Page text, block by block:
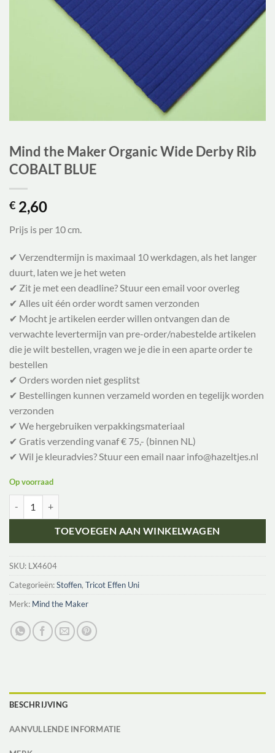
Mind the Maker Organic Wide Derby Rib
COBALT BLUE
€ 2,60
Prijs is per 10 cm.
✔ Verzendtermijn is maximaal 10 werkdagen, als het langer
duurt, laten we je het weten
✔ Zit je met een deadline? Stuur een email voor overleg
✔ Alles uit één order wordt samen verzonden
✔ Mocht je artikelen eerder willen ontvangen dan de
verwachte levertermijn van pre-order/nabestelde artikelen
die je wilt bestellen, vragen we je die in een aparte order te
bestellen
✔ Orders worden niet gesplitst
✔ Bestellingen kunnen verzameld worden en tegelijk worden
verzonden
✔ We hergebruiken verpakkingsmateriaal
✔ Gratis verzending vanaf € 75,- (binnen NL)
✔ Wil je kleuradvies? Stuur een email naar info@hazeltjes.nl
Op voorraad
TOEVOEGEN AAN WINKELWAGEN
SKU: LX4604
Categorieën:Stoffen, Tricot Effen Uni
Merk: Mind the Maker
BESCHRIJVING
AANVULLENDE INFORMATIE